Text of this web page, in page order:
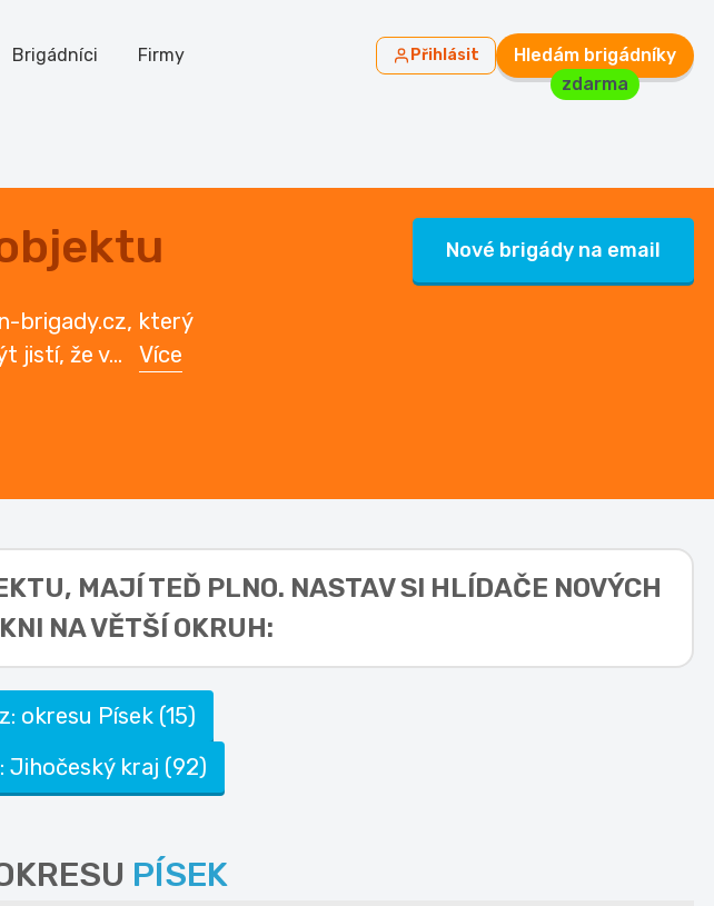
Brigádníci Firmy Přihlásit
Hledám brigádníky
zdarma
brigady.cz, který
jistí, že v... Více
Nové brigády na email
MAJÍ TEĎ PLNO. NASTAV SI HLÍDAČE NOVÝCH
NA VĚTŠÍ OKRUH:
okresu Písek (15)
Jihočeský kraj (92)
PÍSEK